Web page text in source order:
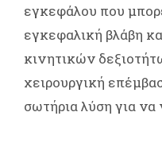
εγκεφάλου που
εγκεφαλική βλάβη
κινητικών
χειρουργική
σωτήρια λύση για να